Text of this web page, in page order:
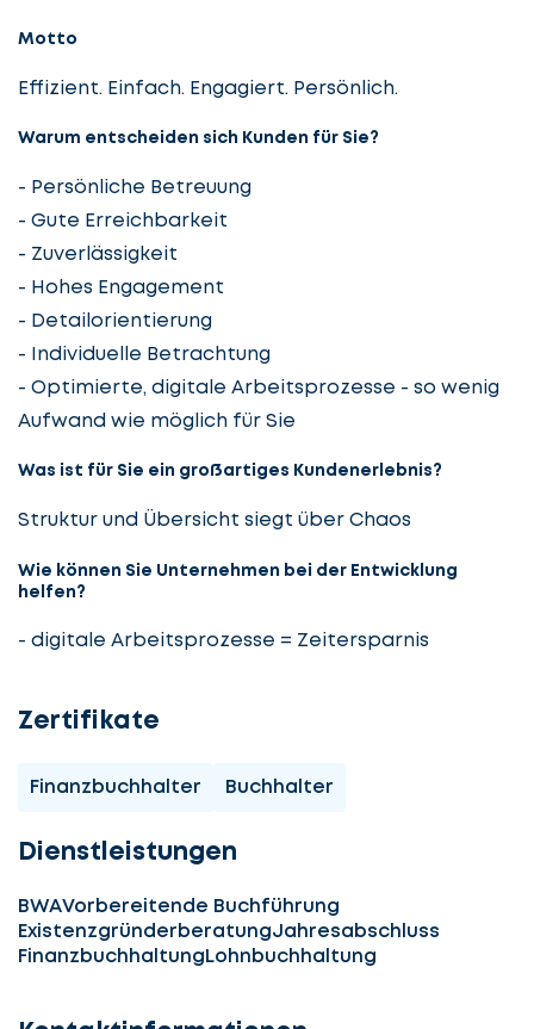
Motto
Effizient. Einfach. Engagiert. Persönlich.
Warum entscheiden sich Kunden für Sie?
- Persönliche Betreuung
- Gute Erreichbarkeit
- Zuverlässigkeit
- Hohes Engagement
- Detailorientierung
- Individuelle Betrachtung
- Optimierte, digitale Arbeitsprozesse - so wenig
Aufwand wie möglich für Sie
Was ist für Sie ein großartiges Kundenerlebnis?
Struktur und Übersicht siegt über Chaos
Wie können Sie Unternehmen bei der Entwicklung
helfen?
- digitale Arbeitsprozesse = Zeitersparnis
Zertifikate
Finanzbuchhalter Buchhalter
Dienstleistungen
BWAVorbereitende Buchführung
ExistenzgründerberatungJahresabschluss
Finanzbuchhaltung Lohnbuchhaltung